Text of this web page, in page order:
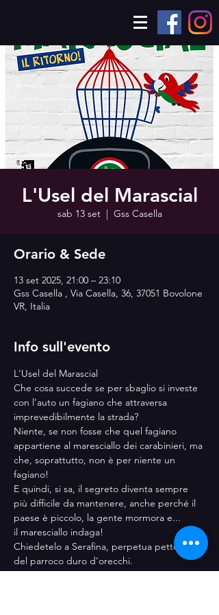
L'Usel del Marascial
sab 13 set
  |
Gss Casella
Orario & Sede
13 set 2025, 21:00 – 23:10
Gss Casella , Via Casella, 36, 37051 Bovolone
VR, Italia
Info sull'evento
L'Usel del Marascial
Che cosa succede se per sbaglio si investe
con l’auto un fagiano che attraversa
imprevedibilmente la strada?
Niente, se non fosse che quel fagiano
appartiene al maresciallo dei carabinieri, ma
che, soprattutto, non è per niente un
fagiano!
E quindi, si sa, il segreto diventa sempre
più difficile da mantenere, anche perché il
paese è piccolo, la gente mormora e...
il maresciallo indaga!
Chiedetelo a Serafina, perpetua pettegola
del parroco duro d’orecchi.